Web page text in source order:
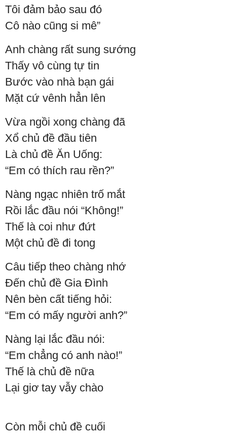
Tôi đảm bảo sau đó
Cô nào cũng si mê”
Anh chàng rất sung sướng
Thấy vô cùng tự tin
Bước vào nhà bạn gái
Mặt cứ vênh hẳn lên
Vừa ngồi xong chàng đã
Xổ chủ đề đầu tiên
Là chủ đề Ăn Uống:
“Em có thích rau rền?”
Nàng ngạc nhiên trố mắt
Rồi lắc đầu nói “Không!”
Thế là coi như đứt
Một chủ đề đi tong
Câu tiếp theo chàng nhớ
Đến chủ đề Gia Đình
Nên bèn cất tiếng hỏi:
“Em có mấy người anh?”
Nàng lại lắc đầu nói:
“Em chẳng có anh nào!”
Thế là chủ đề nữa
Lại giơ tay vẫy chào
Còn mỗi chủ đề cuối